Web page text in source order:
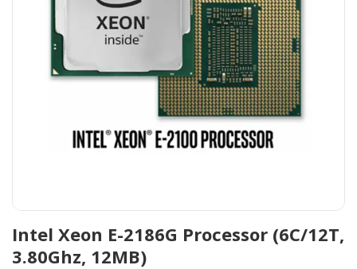
Intel Xeon E-2186G Processor (6C/12T,
3.80Ghz, 12MB)